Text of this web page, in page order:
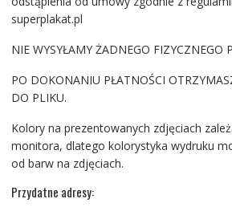
superplakat.pl
NIE WYSYŁAMY ŻADNEGO FIZYCZNEGO
PO DOKONANIU PŁATNOŚCI
DO PLIKU.
Kolory na prezentowanych zdjęciach
monitora, dlatego kolorystyka wydruku
od barw na zdjęciach.
Przydatne adresy: